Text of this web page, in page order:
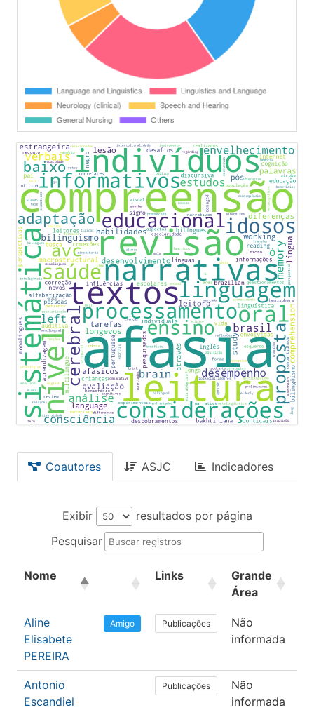
Coautores ASJC Indicadores
Exibir
resultados por página
Pesquisar
Nome Links
Grande
Área
Aline
Elisabete
PEREIRA
Amigo Publicações
Não
informada
Antonio
Escandiel
Publicações
Não
informada